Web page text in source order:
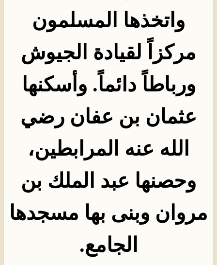
واتخذها المسلمون
مركزاً لقيادة الجيوش
ورباطاً دائماً. وأسكنها
عثمان بن عفان رضي
الله عنه المرابطين،
وحصنها عبد الملك بن
مروان وبنى بها مسجدها
الجامع.